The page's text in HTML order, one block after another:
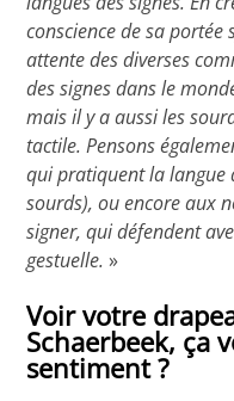
conscience de sa
attente des diverses
des signes dans le
mais il y a aussi les
tactile. Pensons
qui pratiquent la langue
sourds), ou encore aux
signer, qui défendent
gestuelle. »
Voir votre
Schaerbeek, ça
sentiment ?